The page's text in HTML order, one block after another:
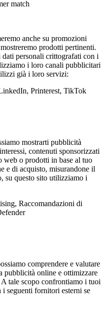
match
anche su promozioni
prodotti pertinenti.
personali crittografati con i
i loro canali pubblicitari
già i loro servizi:
Printerest, TikTok
mostrarti pubblicità
contenuti sponsorizzati
web o prodotti in base al tuo
e di acquisto, misurandone il
su questo sito utilizziamo i
Raccomandazioni di
comprendere e valutare
pubblicità online e ottimizzare
tale scopo confrontiamo i tuoi
seguenti fornitori esterni se